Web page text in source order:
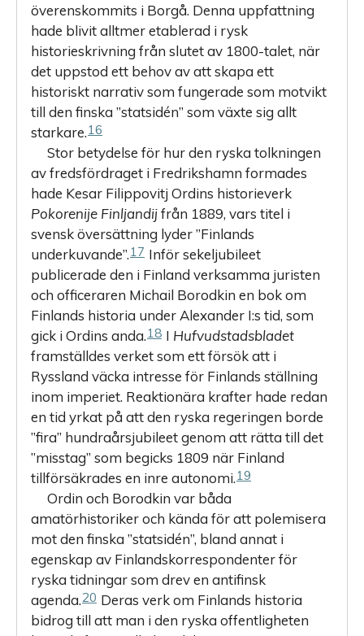
överenskommits i Borgå. Denna uppfattning
hade blivit alltmer etablerad i rysk
historieskrivning från slutet av 1800-talet, när
det uppstod ett behov av att skapa ett
historiskt narrativ som fungerade som motvikt
till den finska ”statsidén” som växte sig allt
starkare.16
Stor betydelse för hur den ryska tolkningen
av fredsfördraget i Fredrikshamn formades
hade Kesar Filippovitj Ordins historieverk
Pokorenije Finljandijfrån 1889, vars titel i
svensk översättning lyder ”Finlands
underkuvande”.17 Inför sekeljubileet
publicerade den i Finland verksamma juristen
och officeraren Michail Borodkin en bok om
Finlands historia under Alexander I:s tid, som
gick i Ordins anda.18 I Hufvudstadsbladet
framställdes verket som ett försök att i
Ryssland väcka intresse för Finlands ställning
inom imperiet. Reaktionära krafter hade redan
en tid yrkat på att den ryska regeringen borde
”fira” hundraårsjubileet genom att rätta till det
”misstag” som begicks 1809 när Finland
tillförsäkrades en inre autonomi.19
Ordin och Borodkin var båda
amatörhistoriker och kända för att polemisera
mot den finska ”statsidén”, bland annat i
egenskap av Finlandskorrespondenter för
ryska tidningar som drev en antifinsk
agenda.20 Deras verk om Finlands historia
bidrog till att man i den ryska offentligheten